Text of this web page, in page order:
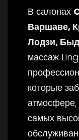
В салонах
Варшаве,
Лодзи,
массаж
которые
самых